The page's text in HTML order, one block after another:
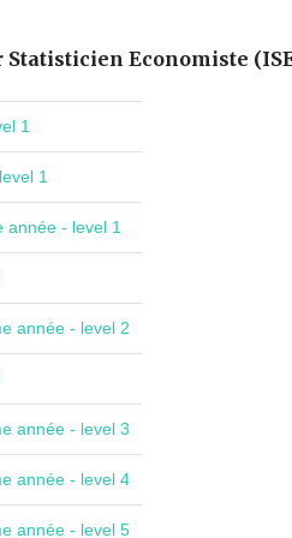
Economiste
1
1
année - level 1
année - level 2
année - level 3
année - level 4
année - level 5